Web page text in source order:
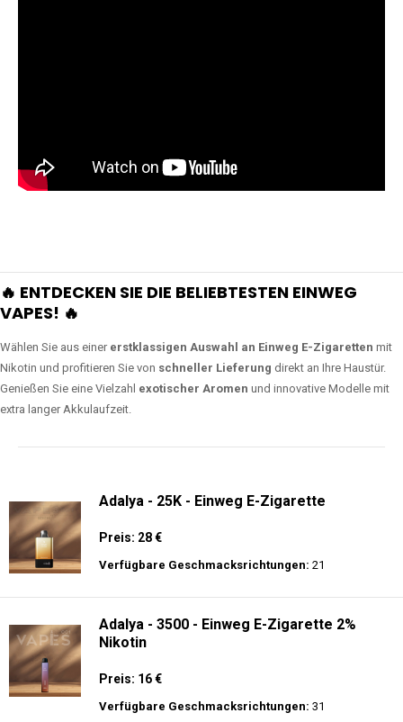
🔥 ENTDECKEN SIE DIE BELIEBTESTEN EINWEG
VAPES! 🔥
Wählen Sie aus einer erstklassigen Auswahl an Einweg E-Zigaretten mit
Nikotin und profitieren Sie von schneller Lieferung direkt an Ihre Haustür.
Genießen Sie eine Vielzahl exotischer Aromen und innovative Modelle mit
extra langer Akkulaufzeit.
Adalya - 25K - Einweg E-Zigarette
Preis: 28 €
Verfügbare Geschmacksrichtungen: 21
Adalya - 3500 - Einweg E-Zigarette 2%
Nikotin
Preis: 16 €
Verfügbare Geschmacksrichtungen: 31